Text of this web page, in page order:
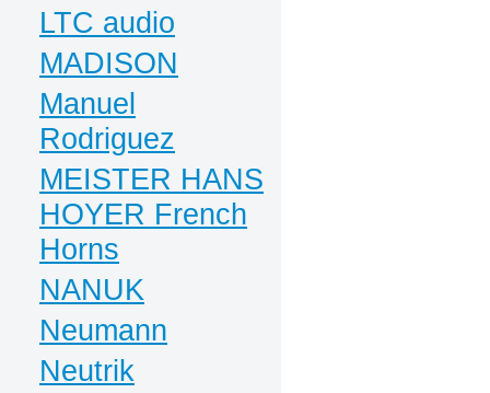
LTC audio
MADISON
Manuel
Rodriguez
MEISTER HANS
HOYER French
Horns
NANUK
Neumann
Neutrik